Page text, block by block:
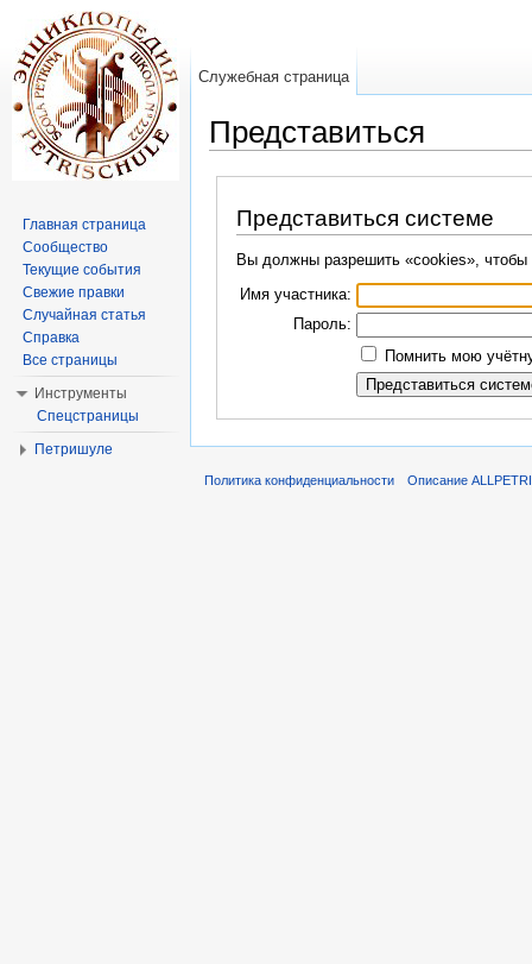
Представиться
Представиться системе
Вы должны разрешить «cookies», чтобы
Имя участника:
Пароль:
Помнить мою
Служебная страница
Главная страница
Сообщество
Текущие события
Свежие правки
Случайная статья
Справка
Все страницы
Инструменты
Спецстраницы
Петришуле
Политика конфиденциальности Описание